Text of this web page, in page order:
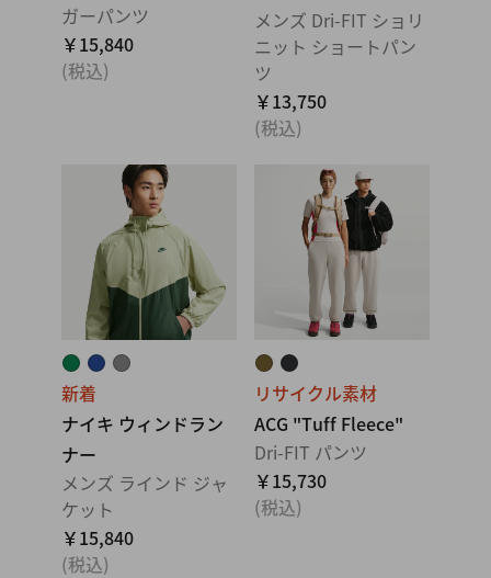
ガーパンツ
￥15,840
(税込)
メンズ Dri-FIT ショリ
ニット ショートパン
ツ
￥13,750
(税込)
新着
ナイキ ウィンドラン
ナー
メンズ ラインド ジャ
ケット
￥15,840
(税込)
リサイクル素材
ACG "Tuff Fleece"
Dri-FIT パンツ
￥15,730
(税込)